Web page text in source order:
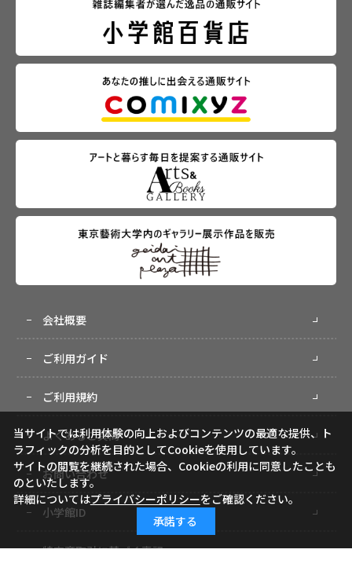
会社概要
ご利用ガイド
ご利用規約
よくあるご質問
お問い合わせ
小学館ID
特定商取引に基づく表記
当サイトでは利用体験の向上およびコンテンツの最適な提供、ト
ラフィックの分析を目的としてCookieを使用しています。
サイトの閲覧を継続された場合、Cookieの利用に同意したことも
のといたします。
詳細についてはプライバシーポリシーをご確認ください。
承諾する